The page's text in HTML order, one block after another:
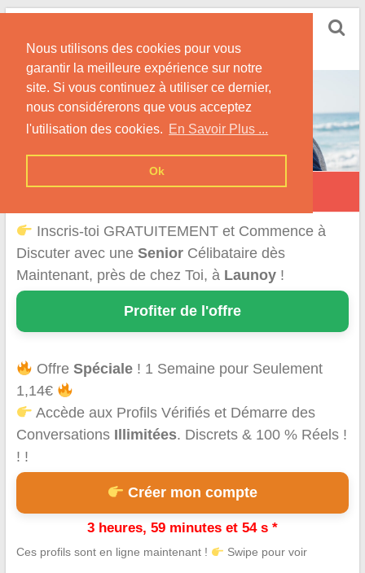
Nous utilisons des cookies pour vous
garantir la meilleure expérience sur notre
site. Si vous continuez à utiliser ce dernier,
nous considérerons que vous acceptez
l'utilisation des cookies. En Savoir Plus ...
Ok
Skip
content
Conseils & Infos pour la Rencontre d'une Senior
Launoy
Inscris-toi GRATUITEMENT et Commence à
Discuter avec une SeniorCélibataire dès
Maintenant, près de chez Toi, à Launoy!
Profiter de l'offre
OffreSpéciale ! 1 Semaine pour Seulement
1,14€
Accède aux Profils Vérifiés et Démarre des
Conversations Illimitées. Discrets & 100 % Réels !
! !
Créer mon compte
3 heures, 59 minutes et 54 s *
Ces profils sont en ligne maintenant ! Swipe pour voir